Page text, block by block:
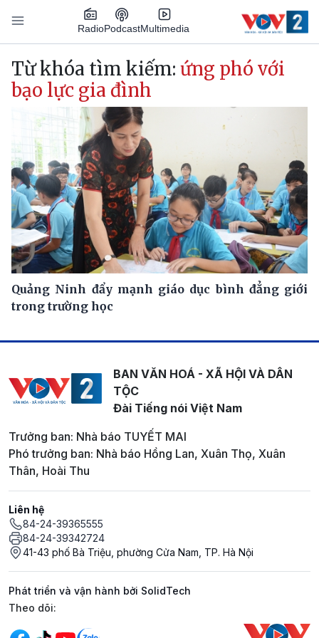
Nhảy đến nội dung
RadioPodcastMultimedia
Main navigation
Từ khóa tìm kiếm: ứng phó với
bạo lực gia đình
Quảng Ninh đẩy mạnh giáo dục bình đẳng giới
trong trường học
BAN VĂN HOÁ - XÃ HỘI VÀ DÂN
TỘC
Đài Tiếng nói Việt Nam
Trưởng ban: Nhà báo TUYẾT MAI
Phó trưởng ban: Nhà báo Hồng Lan, Xuân Thọ, Xuân
Thân, Hoài Thu
Liên hệ
84-24-39365555
84-24-39342724
41-43 phố Bà Triệu, phường Cửa Nam, TP. Hà Nội
Phát triển và vận hành bởi SolidTech
Mạng xã hội
Theo dõi: